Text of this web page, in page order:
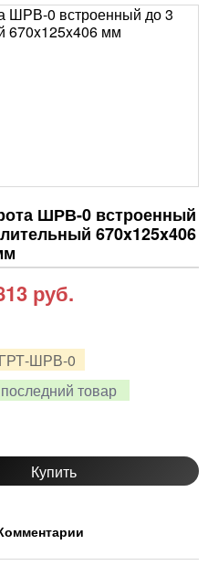
ШРВ-0 встроенный
670x125x406
ГРТ-ШРВ-0
последний товар
руб.
Купить